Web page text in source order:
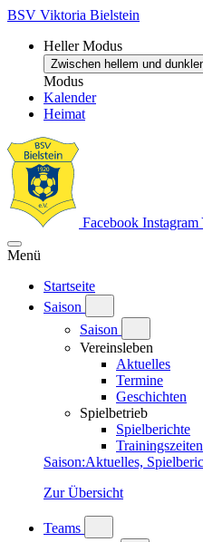
BSV Viktoria Bielstein
Heller Modus
Zwischen hellem und
Modus
Kalender
Heimat
Facebook Instagram
Menü
Startseite
Saison
Saison
Vereinsleben
Aktuelles
Termine
Geschichten
Spielbetrieb
Spielberichte
Trainingszeiten
Saison:Aktuelles,
Zur Übersicht
Teams